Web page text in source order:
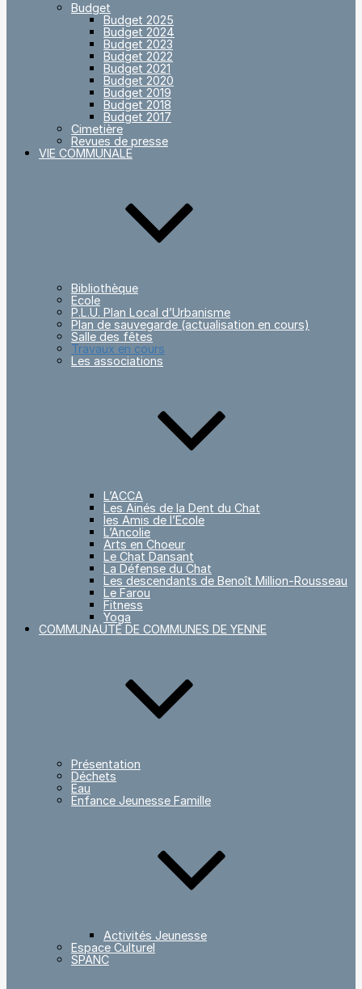
Budget
Budget 2025
Budget 2024
Budget 2023
Budget 2022
Budget 2021
Budget 2020
Budget 2019
Budget 2018
Budget 2017
Cimetière
Revues de presse
VIE COMMUNALE
Bibliothèque
Ecole
P.L.U. Plan Local d’Urbanisme
Plan de sauvegarde (actualisation en cours)
Salle des fêtes
Travaux en cours
Les associations
L’ACCA
Les Ainés de la Dent du Chat
les Amis de l’Ecole
L’Ancolie
Arts en Choeur
Le Chat Dansant
La Défense du Chat
Les descendants de Benoît Million-Rousseau
Le Farou
Fitness
Yoga
COMMUNAUTÉ DE COMMUNES DE YENNE
Présentation
Déchets
Eau
Enfance Jeunesse Famille
Activités Jeunesse
Espace Culturel
SPANC